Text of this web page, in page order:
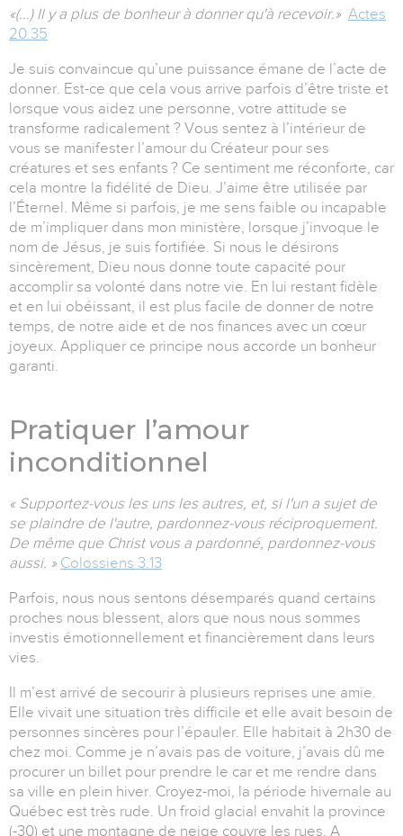
«(...) Il y a plus de bonheur à donner qu'à recevoir.» Actes
20.35
Je suis convaincue qu’une puissance émane de l’acte de
donner. Est-ce que cela vous arrive parfois d’être triste et
lorsque vous aidez une personne, votre attitude se
transforme radicalement ? Vous sentez à l’intérieur de
vous se manifester l’amour du Créateur pour ses
créatures et ses enfants ? Ce sentiment me réconforte, car
cela montre la fidélité de Dieu. J’aime être utilisée par
l’Éternel. Même si parfois, je me sens faible ou incapable
de m’impliquer dans mon ministère, lorsque j’invoque le
nom de Jésus, je suis fortifiée. Si nous le désirons
sincèrement, Dieu nous donne toute capacité pour
accomplir sa volonté dans notre vie. En lui restant fidèle
et en lui obéissant, il est plus facile de donner de notre
temps, de notre aide et de nos finances avec un cœur
joyeux. Appliquer ce principe nous accorde un bonheur
garanti.
Pratiquer l’amour
inconditionnel
« Supportez-vous les uns les autres, et, si l'un a sujet de
se plaindre de l'autre, pardonnez-vous réciproquement.
De même que Christ vous a pardonné, pardonnez-vous
aussi. » Colossiens 3.13
Parfois, nous nous sentons désemparés quand certains
proches nous blessent, alors que nous nous sommes
investis émotionnellement et financièrement dans leurs
vies.
Il m’est arrivé de secourir à plusieurs reprises une amie.
Elle vivait une situation très difficile et elle avait besoin de
personnes sincères pour l’épauler. Elle habitait à 2h30 de
chez moi. Comme je n’avais pas de voiture, j’avais dû me
procurer un billet pour prendre le car et me rendre dans
sa ville en plein hiver. Croyez-moi, la période hivernale au
Québec est très rude. Un froid glacial envahit la province
(-30) et une montagne de neige couvre les rues. A